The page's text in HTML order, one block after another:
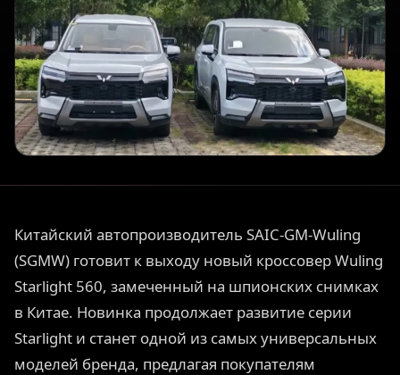
Китайский автопроизводитель SAIC-GM-Wuling
(SGMW) готовит к выходу новый кроссовер Wuling
Starlight 560, замеченный на шпионских снимках
в Китае. Новинка продолжает развитие серии
Starlight и станет одной из самых универсальных
моделей бренда, предлагая покупателям